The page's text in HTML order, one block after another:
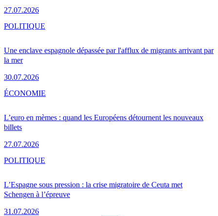
27.07.2026
Une enclave espagnole dépassée par l'afflux de migrants arrivant par
la mer
30.07.2026
POLITIQUE
L’euro en mèmes : quand les Européens détournent les nouveaux
billets
27.07.2026
ÉCONOMIE
L’Espagne sous pression : la crise migratoire de Ceuta met
Schengen à l’épreuve
31.07.2026
POLITIQUE